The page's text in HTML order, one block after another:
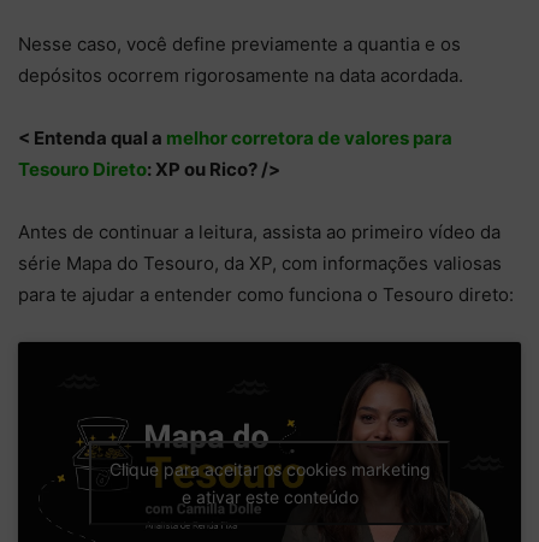
Nesse caso, você define previamente a quantia e os
depósitos ocorrem rigorosamente na data acordada.
< Entenda qual a melhor corretora de valores para
Tesouro Direto: XP ou Rico? />
Antes de continuar a leitura, assista ao primeiro vídeo da
série Mapa do Tesouro, da XP, com informações valiosas
para te ajudar a entender como funciona o Tesouro direto:
Clique para aceitar os cookies marketing
e ativar este conteúdo